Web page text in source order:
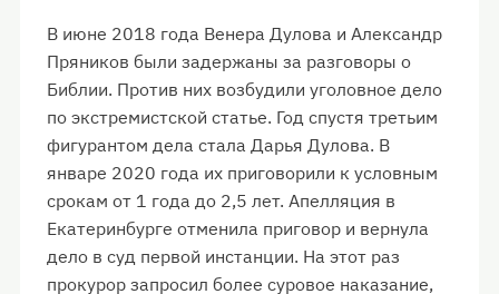
В июне 2018 года Венера Дулова и Александр
Пряников были задержаны за разговоры о
Библии. Против них возбудили уголовное дело
по экстремистской статье. Год спустя третьим
фигурантом дела стала Дарья Дулова. В
январе 2020 года их приговорили к условным
срокам от 1 года до 2,5 лет. Апелляция в
Екатеринбурге отменила приговор и вернула
дело в суд первой инстанции. На этот раз
прокурор запросил более суровое наказание,